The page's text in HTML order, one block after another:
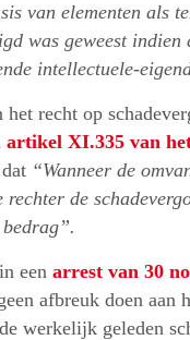
van elementen als
was geweest
intellectuele-
recht op
artikel XI.335 van
“Wanneer de
rechter de
een arrest van 30
afbreuk doen aan
werkelijk geleden